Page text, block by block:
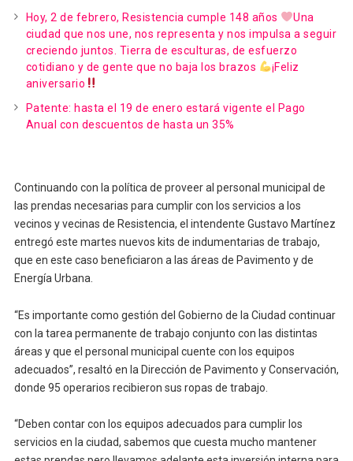
Hoy, 2 de febrero, Resistencia cumple 148 años
Una
ciudad que nos une, nos representa y nos impulsa a seguir
creciendo juntos. Tierra de esculturas, de esfuerzo
cotidiano y de gente que no baja los brazos
¡Feliz
aniversario
Patente: hasta el 19 de enero estará vigente el Pago
Anual con descuentos de hasta un 35%
Continuando con la política de proveer al personal municipal de
las prendas necesarias para cumplir con los servicios a los
vecinos y vecinas de Resistencia, el intendente Gustavo Martínez
entregó este martes nuevos kits de indumentarias de trabajo,
que en este caso beneficiaron a las áreas de Pavimento y de
Energía Urbana.
“Es importante como gestión del Gobierno de la Ciudad continuar
con la tarea permanente de trabajo conjunto con las distintas
áreas y que el personal municipal cuente con los equipos
adecuados”, resaltó en la Dirección de Pavimento y Conservación,
donde 95 operarios recibieron sus ropas de trabajo.
“Deben contar con los equipos adecuados para cumplir los
servicios en la ciudad, sabemos que cuesta mucho mantener